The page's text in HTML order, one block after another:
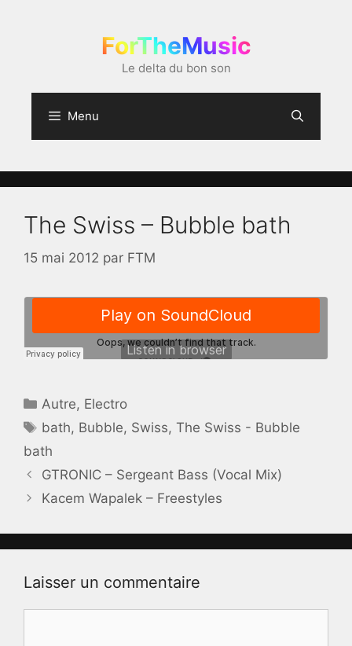
ForTheMusic
Le delta du bon son
Menu
The Swiss – Bubble bath
15 mai 2012 par FTM
Catégories
Autre, Electro
Étiquettes
bath, Bubble, Swiss,The Swiss - Bubble
bath
GTRONIC – Sergeant Bass (Vocal Mix)
Kacem Wapalek – Freestyles
Laisser un commentaire